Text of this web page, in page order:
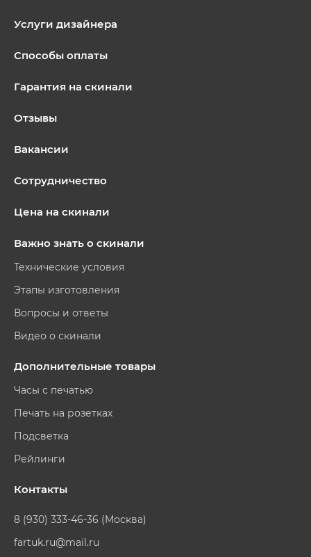
Услуги дизайнера
Способы оплаты
Гарантия на скинали
Отзывы
Вакансии
Сотрудничество
Цена на скинали
Важно знать о скинали
Технические условия
Этапы изготовления
Вопросы и ответы
Видео о скинали
Дополнительные товары
Часы с печатью
Печать на розетках
Подсветка
Рейлинги
Контакты
8 (930) 333-46-36 (Москва)
fartuk.ru@mail.ru